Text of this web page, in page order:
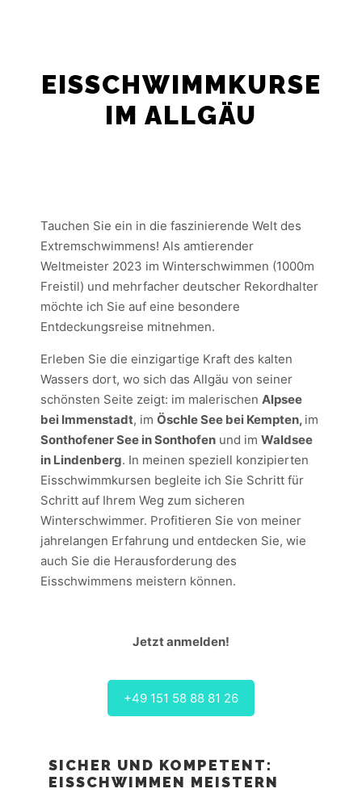
EISSCHWIMMKURSE
IM ALLGÄU
Tauchen Sie ein in die faszinierende Welt des
Extremschwimmens! Als amtierender
Weltmeister 2023 im Winterschwimmen (1000m
Freistil) und mehrfacher deutscher Rekordhalter
möchte ich Sie auf eine besondere
Entdeckungsreise mitnehmen.
Erleben Sie die einzigartige Kraft des kalten
Wassers dort, wo sich das Allgäu von seiner
schönsten Seite zeigt: im malerischen Alpsee
bei Immenstadt, im Öschle See bei Kempten, im
Sonthofener See in Sonthofen und im Waldsee
in Lindenberg. In meinen speziell konzipierten
Eisschwimmkursen begleite ich Sie Schritt für
Schritt auf Ihrem Weg zum sicheren
Winterschwimmer. Profitieren Sie von meiner
jahrelangen Erfahrung und entdecken Sie, wie
auch Sie die Herausforderung des
Eisschwimmens meistern können.
Jetzt anmelden!
+49 151 58 88 81 26
SICHER UND KOMPETENT:
EISSCHWIMMEN MEISTERN